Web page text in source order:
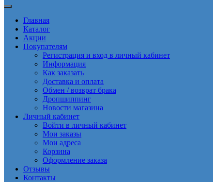
Главная
Каталог
Акции
Покупателям
Регистрация и вход в личный кабинет
Информация
Как заказать
Доставка и оплата
Обмен / возврат брака
Дропшиппинг
Новости магазина
Личный кабинет
Войти в личный кабинет
Мои заказы
Мои адреса
Корзина
Оформление заказа
Отзывы
Контакты